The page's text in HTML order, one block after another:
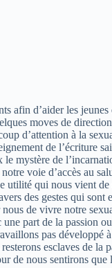
afin d’aider les
moves de
d’attention à la
de l’écriture
mystère de
voie d’accès au
qui nous vient de
des gestes qui
de vivre notre
part de la passion
pas
esclaves de la
de nous sentirons que